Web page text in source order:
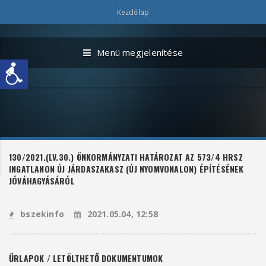
Kezdőlap
Menü megjelenítése
130/2021.(LV.30.) ÖNKORMÁNYZATI HATÁROZAT AZ 573/4 HRSZ
INGATLANON ÚJ JÁRDASZAKASZ (ÚJ NYOMVONALON) ÉPÍTÉSÉNEK
JÓVÁHAGYÁSÁRÓL
bszekinfo 2021.05.04, 12:58
ŰRLAPOK / LETÖLTHETŐ DOKUMENTUMOK